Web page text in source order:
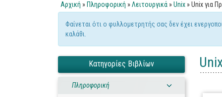
Είστε εδώ
Αρχική » Πληροφορική »Λειτουργικά »Unix » Unix για
Μήνυμα προειδοποίησης
Φαίνεται ότι ο φυλλομετρητής σας δεν έχει
καλάθι.
Κατηγορίες Βιβλίων
Πληροφορική